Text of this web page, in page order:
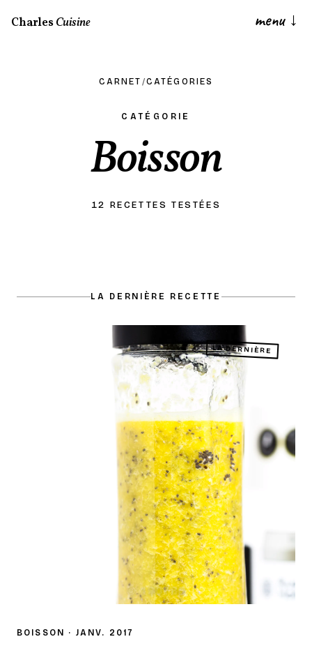
CharlesCuisine menu ↓
CARNET /CATÉGORIES
CATÉGORIE
Boisson
12 RECETTES TESTÉES
LA DERNIÈRE RECETTE
LA DERNIÈRE
BOISSON · JANV. 2017